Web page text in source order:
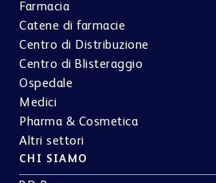
Farmacia
Catene di farmacie
Centro di Distribuzione
Centro di Blisteraggio
Ospedale
Medici
Pharma & Cosmetica
Altri settori
CHI SIAMO